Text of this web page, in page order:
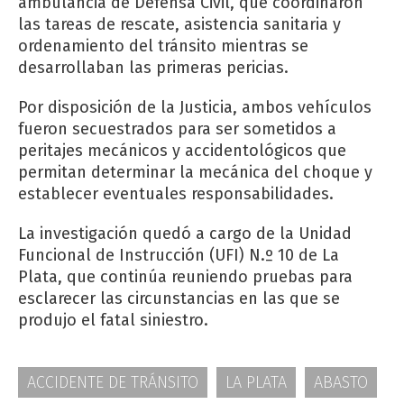
las tareas de rescate, asistencia sanitaria y
ordenamiento del tránsito mientras se
desarrollaban las primeras pericias.
Por disposición de la Justicia, ambos vehículos
fueron secuestrados para ser sometidos a
peritajes mecánicos y accidentológicos que
permitan determinar la mecánica del choque y
establecer eventuales responsabilidades.
La investigación quedó a cargo de la Unidad
Funcional de Instrucción (UFI) N.º 10 de La
Plata, que continúa reuniendo pruebas para
esclarecer las circunstancias en las que se
produjo el fatal siniestro.
ACCIDENTE DE TRÁNSITO LA PLATA
ABASTO